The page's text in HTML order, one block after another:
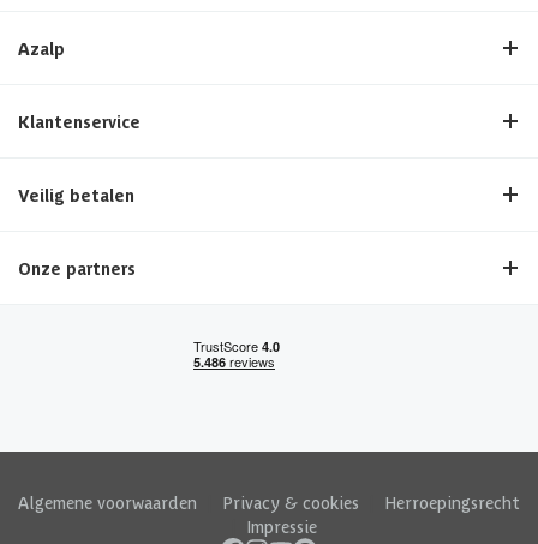
Azalp
Klantenservice
Veilig betalen
Onze partners
Algemene voorwaarden Privacy & cookies
Herroepingsrecht
Impressie